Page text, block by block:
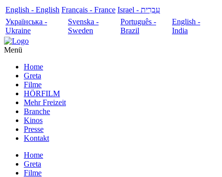
English - English Français - France
עִבְרִית - Israel
Українська -
Ukraine
Svenska -
Sweden
Português -
Brazil
English -
India
Menü
Home
Greta
Filme
HÖRFILM
Mehr Freizeit
Branche
Kinos
Presse
Kontakt
Home
Greta
Filme